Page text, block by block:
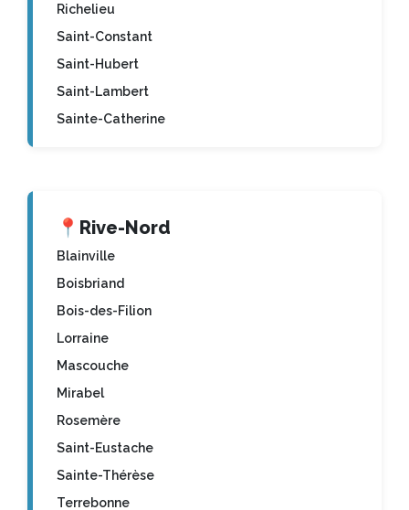
Richelieu
Saint-Constant
Saint-Hubert
Saint-Lambert
Sainte-Catherine
📍 Rive-Nord
Blainville
Boisbriand
Bois-des-Filion
Lorraine
Mascouche
Mirabel
Rosemère
Saint-Eustache
Sainte-Thérèse
Terrebonne